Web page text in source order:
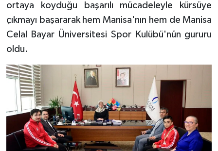
ortaya koyduğu başarılı mücadeleyle kürsüye
çıkmayı başararak hem Manisa'nın hem de Manisa
Celal Bayar Üniversitesi Spor Kulübü'nün gururu
oldu.